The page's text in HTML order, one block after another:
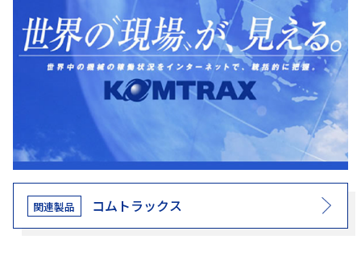
コムトラックス